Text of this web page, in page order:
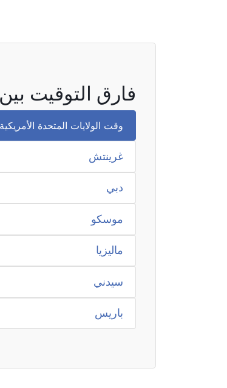
فارق التوقيت
وقت الولايات المتحدة الأمريكية
غرينتش
دبي
موسكو
ماليزيا
سيدني
باريس